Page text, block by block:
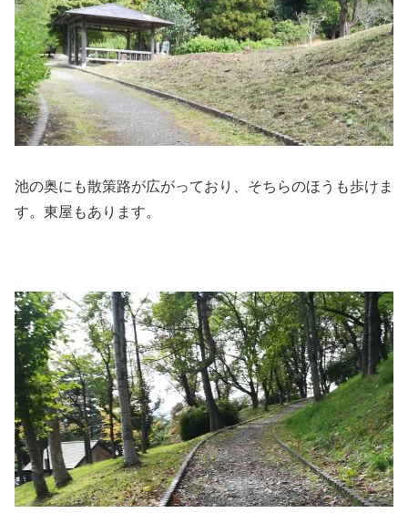
池の奥にも散策路が広がっており、そちらのほうも歩けま
す。東屋もあります。